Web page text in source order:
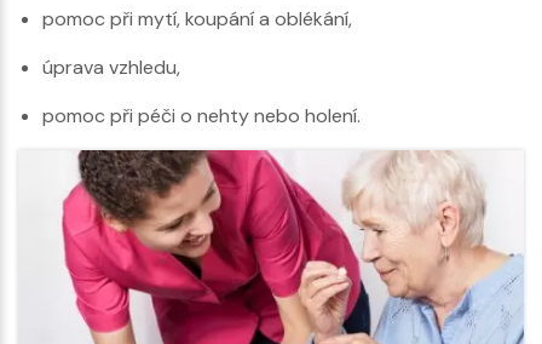
pomoc při mytí, koupání a oblékání,
úprava vzhledu,
pomoc při péči o nehty nebo holení.